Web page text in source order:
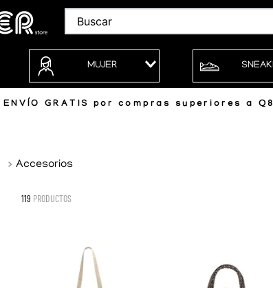
Buscar
MUJER
ENVÍO GRATIS por compras superiores a
Accesorios
119 PRODUCTOS